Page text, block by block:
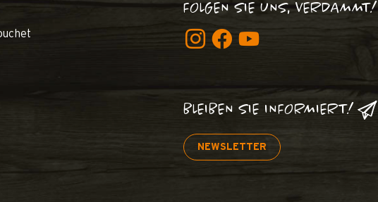
FOLGEN SIE UNS, VERDAMMT!
BLEIBEN SIE INFORMIERT!
NEWSLETTER